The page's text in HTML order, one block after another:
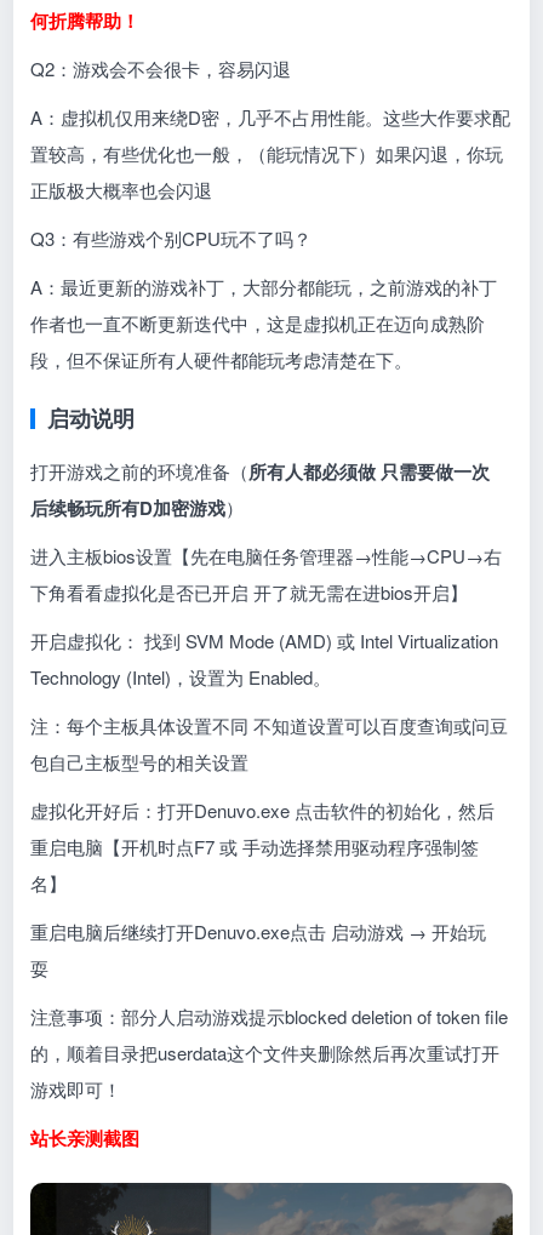
何折腾帮助！
Q2：游戏会不会很卡，容易闪退
A：虚拟机仅用来绕D密，几乎不占用性能。这些大作要求配
置较高，有些优化也一般，（能玩情况下）如果闪退，你玩
正版极大概率也会闪退
Q3：有些游戏个别CPU玩不了吗？
A：最近更新的游戏补丁，大部分都能玩，之前游戏的补丁
作者也一直不断更新迭代中，这是虚拟机正在迈向成熟阶
段，但不保证所有人硬件都能玩考虑清楚在下。
启动说明
打开游戏之前的环境准备（所有人都必须做 只需要做一次
后续畅玩所有D加密游戏）
进入主板bios设置【先在电脑任务管理器→性能→CPU→右
下角看看虚拟化是否已开启 开了就无需在进bios开启】
开启虚拟化： 找到 SVM Mode (AMD) 或 Intel Virtualization
Technology (Intel)，设置为 Enabled。
注：每个主板具体设置不同 不知道设置可以百度查询或问豆
包自己主板型号的相关设置
虚拟化开好后：打开Denuvo.exe 点击软件的初始化，然后
重启电脑【开机时点F7 或 手动选择禁用驱动程序强制签
名】
重启电脑后继续打开Denuvo.exe点击 启动游戏 → 开始玩
耍
注意事项：部分人启动游戏提示blocked deletion of token file
的，顺着目录把userdata这个文件夹删除然后再次重试打开
游戏即可！
站长亲测截图